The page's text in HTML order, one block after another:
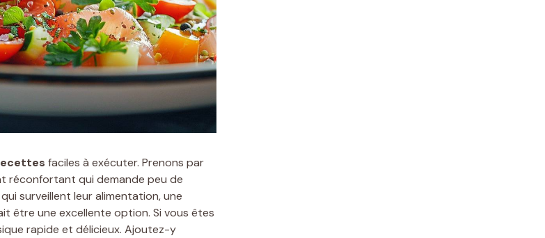
faciles à exécuter. Prenons par
réconfortant qui demande peu de
surveillent leur alimentation, une
être une excellente option. Si vous êtes
rapide et délicieux. Ajoutez-y